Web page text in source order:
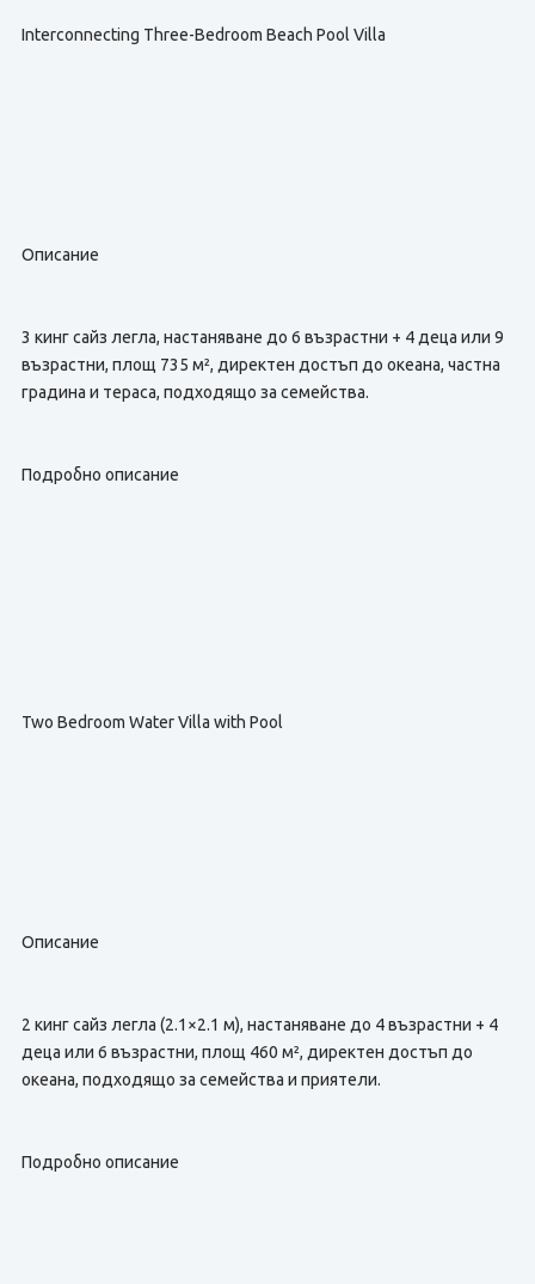
Interconnecting Three-Bedroom Beach Pool Villa
Описание
3 кинг сайз легла, настаняване до 6 възрастни + 4 деца или 9
възрастни, площ 735 м², директен достъп до океана, частна
градина и тераса, подходящо за семейства.
Подробно описание
Two Bedroom Water Villa with Pool
Описание
2 кинг сайз легла (2.1×2.1 м), настаняване до 4 възрастни + 4
деца или 6 възрастни, площ 460 м², директен достъп до
океана, подходящо за семейства и приятели.
Подробно описание